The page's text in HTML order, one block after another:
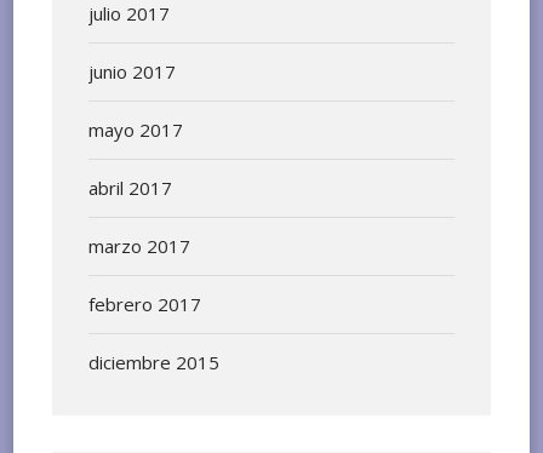
julio 2017
junio 2017
mayo 2017
abril 2017
marzo 2017
febrero 2017
diciembre 2015